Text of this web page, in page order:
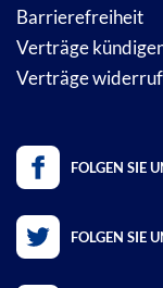
Barrierefreiheit
Verträge
Verträge
FOLGEN SIE
FOLGEN SIE